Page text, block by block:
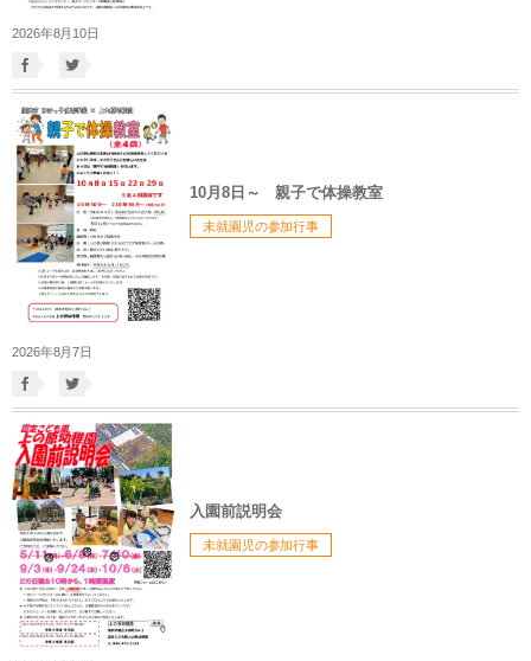
2026年8月10日
10月8日～ 親子で体操教室
未就園児の参加行事
2026年8月7日
入園前説明会
未就園児の参加行事